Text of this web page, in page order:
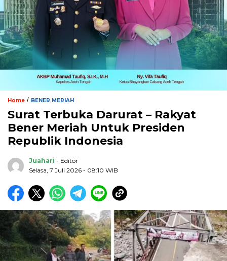
Home / BENER MERIAH
Surat Terbuka Darurat – Rakyat
Bener Meriah Untuk Presiden
Republik Indonesia
Juahari - Editor
Selasa, 7 Juli 2026 - 08:10 WIB